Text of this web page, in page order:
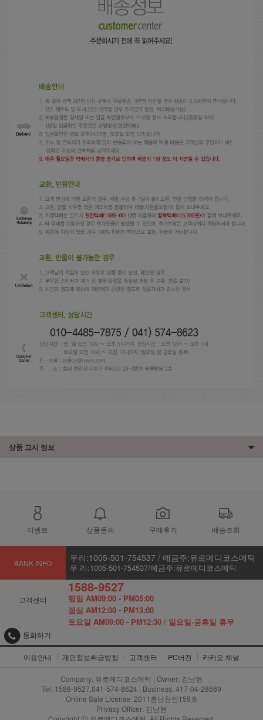
상품 고시 정보
이벤트 상품문의 구매후기 배송조회
BANK INFO 우리:1005-501-754537 / 예금주:유로메디코스메틱
우 리:1005-501-754537/예금주:유로메디코스메틱
고객센터
1588-9527
평일 AM09:00 - PM05:00
점심 AM12:00 - PM13:00
토요일 AM09:00 - PM12:30 / 일요일·공휴일 휴무
통화하기
이용안내 개인정보취급방침 고객센터 PC버전 카카오 채널
Company: 유로메디코스메틱 | Owner: 김남현
Tel: 1588-9527,041-574-8624 | Business: 417-04-28669
Online Sale License: 2011충남천안159호
Privacy Officer: 김남현